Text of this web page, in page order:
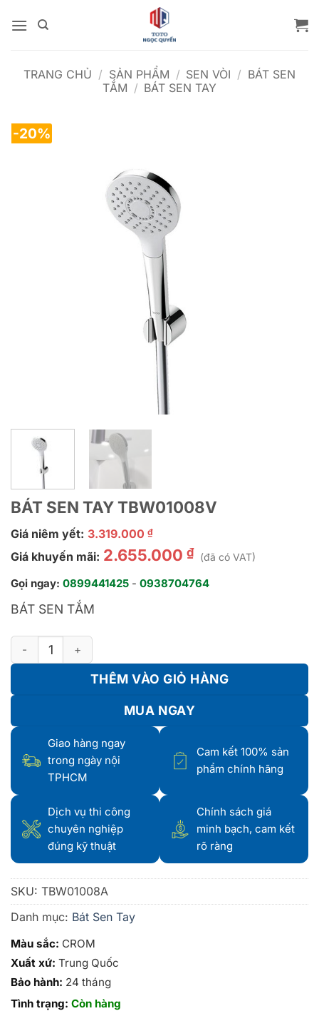
qua
TRANG CHỦ / SẢN PHẨM / SEN VÒI / BÁT SEN
TẮM / BÁT SEN TAY
-20%
BÁT SEN TAY TBW01008V
Giá niêm yết: 3.319.000 ₫
Giá khuyến mãi: 2.655.000 ₫ (đã có VAT)
Gọi ngay: 0899441425 - 0938704764
BÁT SEN TẮM
BÁT SEN TAY TBW01008V số lượng
THÊM VÀO GIỎ HÀNG
MUA NGAY
Giao hàng ngay
trong ngày nội
TPHCM
Cam kết 100% sản
phẩm chính hãng
Dịch vụ thi công
chuyên nghiệp
đúng kỹ thuật
Chính sách giá
minh bạch, cam kết
rõ ràng
SKU: TBW01008A
Danh mục: Bát Sen Tay
Màu sắc: CROM
Xuất xứ: Trung Quốc
Bảo hành: 24 tháng
Tình trạng: Còn hàng